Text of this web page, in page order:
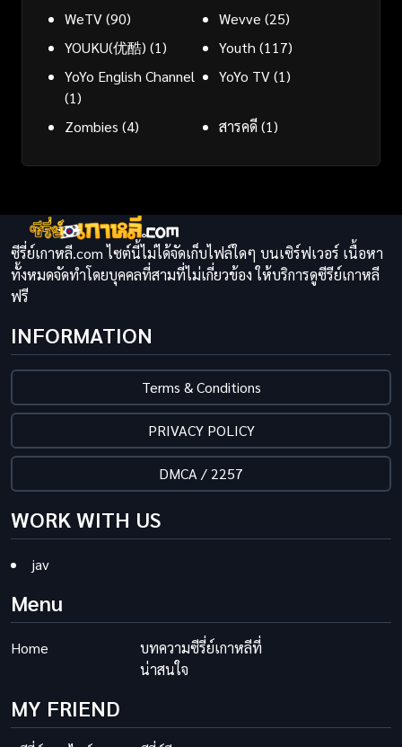
WeTV(90) Wevve (25)
YOUKU(优酷) (1) Youth (117)
YoYo English Channel
(1)
YoYo TV(1)
Zombies (4) สารคดี(1)
ซีรี่ย์เกาหลี.com ไซต์นี้ไม่ได้จัดเก็บไฟล์ใดๆ บนเซิร์ฟเวอร์ เนื้อหา
ทั้งหมดจัดทำโดยบุคคลที่สามที่ไม่เกี่ยวข้อง ให้บริการดูซีรีย์เกาหลี
ฟรี
INFORMATION
Terms & Conditions
PRIVACY POLICY
DMCA / 2257
WORK WITH US
jav
Menu
Home
บทความซีรี่ย์เกาหลีที่
น่าสนใจ
MY FRIEND